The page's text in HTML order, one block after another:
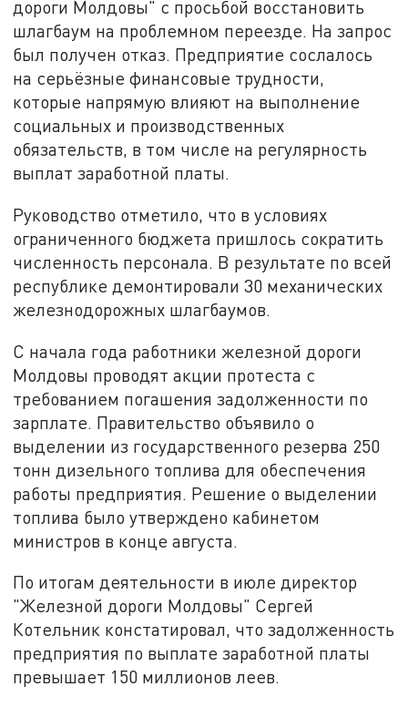
дороги Молдовы" с просьбой восстановить
шлагбаум на проблемном переезде. На запрос
был получен отказ. Предприятие сослалось
на серьёзные финансовые трудности,
которые напрямую влияют на выполнение
социальных и производственных
обязательств, в том числе на регулярность
выплат заработной платы.
Руководство отметило, что в условиях
ограниченного бюджета пришлось сократить
численность персонала. В результате по всей
республике демонтировали 30 механических
железнодорожных шлагбаумов.
С начала года работники железной дороги
Молдовы проводят акции протеста с
требованием погашения задолженности по
зарплате. Правительство объявило о
выделении из государственного резерва 250
тонн дизельного топлива для обеспечения
работы предприятия. Решение о выделении
топлива было утверждено кабинетом
министров в конце августа.
По итогам деятельности в июле директор
"Железной дороги Молдовы" Сергей
Котельник констатировал, что задолженность
предприятия по выплате заработной платы
превышает 150 миллионов леев.